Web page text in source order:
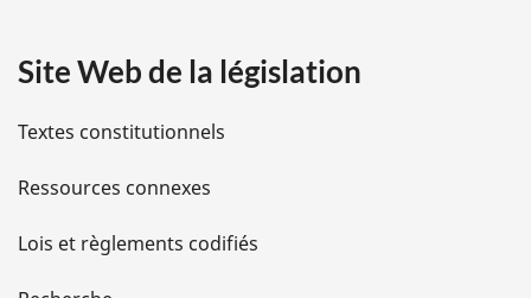
i
l
s
d
e
Site Web de la législation
Textes constitutionnels
Ressources connexes
Lois et règlements codifiés